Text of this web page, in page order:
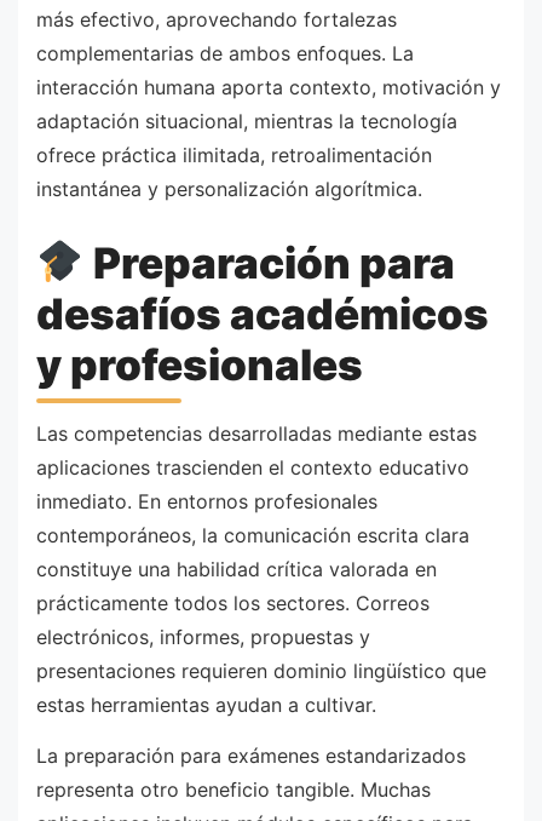
más efectivo, aprovechando fortalezas
complementarias de ambos enfoques. La
interacción humana aporta contexto, motivación y
adaptación situacional, mientras la tecnología
ofrece práctica ilimitada, retroalimentación
instantánea y personalización algorítmica.
Preparación para
desafíos académicos
y profesionales
Las competencias desarrolladas mediante estas
aplicaciones trascienden el contexto educativo
inmediato. En entornos profesionales
contemporáneos, la comunicación escrita clara
constituye una habilidad crítica valorada en
prácticamente todos los sectores. Correos
electrónicos, informes, propuestas y
presentaciones requieren dominio lingüístico que
estas herramientas ayudan a cultivar.
La preparación para exámenes estandarizados
representa otro beneficio tangible. Muchas